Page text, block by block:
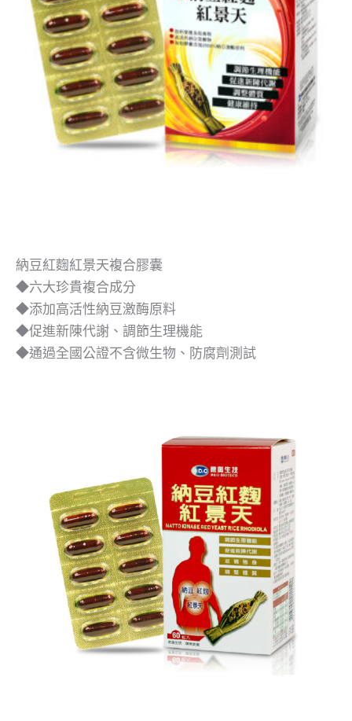
納豆紅麴紅景天複合膠囊
◆六大珍貴複合成分
◆添加高活性納豆激酶原料
◆促進新陳代謝、調節生理機能
◆通過全國公證不含微生物、防腐劑測試